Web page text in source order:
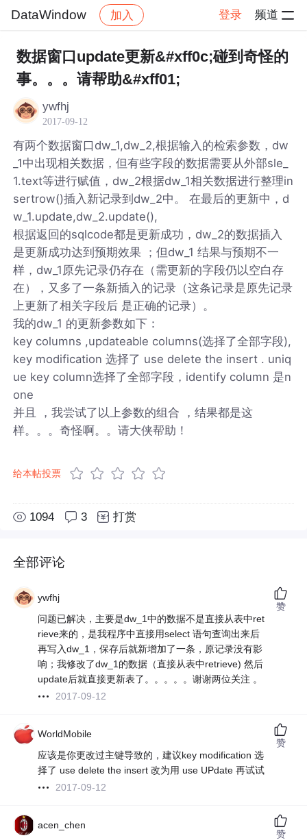
DataWindow 加入 登录 频道
社区 DataWindow 帖子详情
数据窗口update更新&#xff0c;碰到奇怪的
事。。。请帮助&#xff01;
ywfhj
2017-09-12
有两个数据窗口dw_1,dw_2,根据输入的检索参数，dw
_1中出现相关数据，但有些字段的数据需要从外部sle_
1.text等进行赋值，dw_2根据dw_1相关数据进行整理in
sertrow()插入新记录到dw_2中。 在最后的更新中，d
w_1.update,dw_2.update(),
根据返回的sqlcode都是更新成功，dw_2的数据插入
是更新成功达到预期效果 ；但dw_1 结果与预期不一
样，dw_1原先记录仍存在（需更新的字段仍以空白存
在），又多了一条新插入的记录（这条记录是原先记录
上更新了相关字段后 是正确的记录）。
我的dw_1 的更新参数如下：
key columns ,updateable columns(选择了全部字段),
key modification 选择了 use delete the insert . uniq
ue key column选择了全部字段，identify column 是n
one
并且 ，我尝试了以上参数的组合 ，结果都是这
样。。。奇怪啊。。请大侠帮助！
给本帖投票
1094 3 打赏
全部评论
ywfhj
问题已解决，主要是dw_1中的数据不是直接从表中ret
rieve来的，是我程序中直接用select 语句查询出来后
再写入dw_1，保存后就新增加了一条，原记录没有影
响；我修改了dw_1的数据（直接从表中retrieve) 然后
update后就直接更新表了。。。。。谢谢两位关注 。
2017-09-12
赞
WorldMobile
应该是你更改过主键导致的，建议key modification 选
择了 use delete the insert 改为用 use UPdate 再试试
2017-09-12
赞
acen_chen
赞